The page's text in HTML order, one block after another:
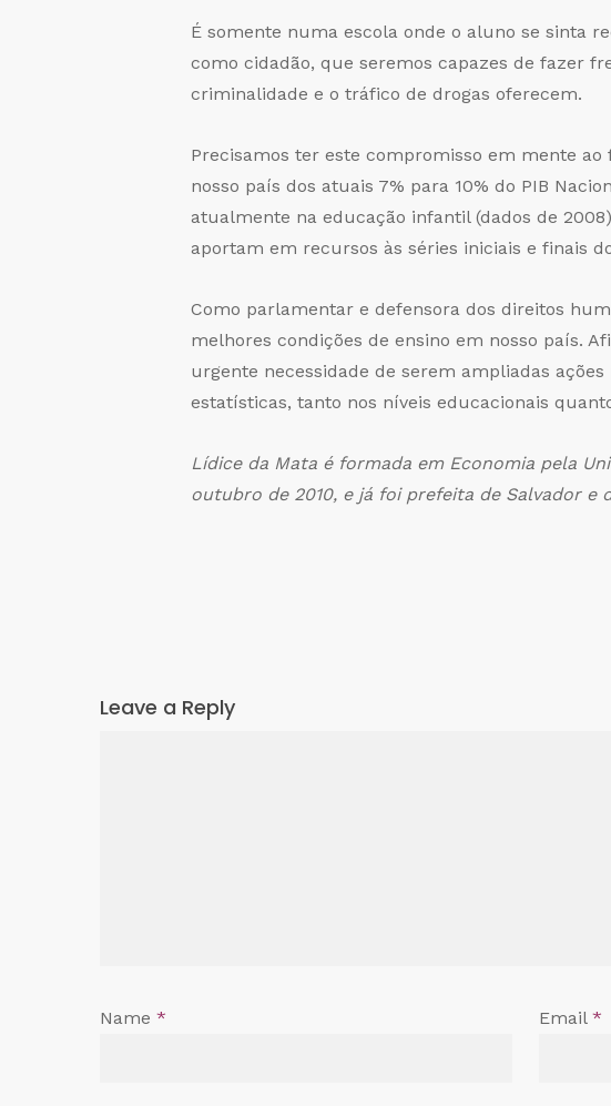
É somente numa escola onde o aluno se sinta
como cidadão, que seremos capazes de fazer
criminalidade e o tráfico de drogas oferecem.
Precisamos ter este compromisso em mente
nosso país dos atuais 7% para 10% do PIB
atualmente na educação infantil (dados de
aportam em recursos às séries iniciais e finais
Como parlamentar e defensora dos direitos
melhores condições de ensino em nosso país.
urgente necessidade de serem ampliadas
estatísticas, tanto nos níveis educacionais
Lídice da Mata é formada em Economia pela
outubro de 2010, e já foi prefeita de Salvador e
Leave a Reply
Name * Email *